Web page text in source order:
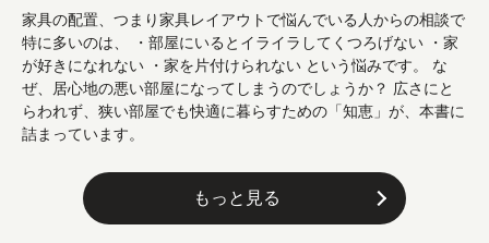
家具の配置、つまり家具レイアウトで悩んでいる人からの相談で
特に多いのは、 ・部屋にいるとイライラしてくつろげない ・家
が好きになれない ・家を片付けられない という悩みです。 な
ぜ、居心地の悪い部屋になってしまうのでしょうか？ 広さにと
らわれず、狭い部屋でも快適に暮らすための「知恵」が、本書に
詰まっています。
もっと見る